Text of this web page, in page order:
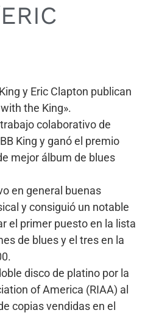
y Eric Clapton publican
the King».
colaborativo de
King y ganó el premio
mejor álbum de blues
en general buenas
y consiguió un notable
el primer puesto en la lista
de blues y el tres en la
disco de platino por la
of America (RIAA) al
copias vendidas en el